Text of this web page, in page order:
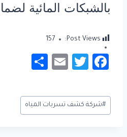
بالشبكات المائية
Post Views:
157
Fa
e
b
T
tt
er
E
ail
ar
e
وسوم
المقال:
#شركة كشف تسربات المياه